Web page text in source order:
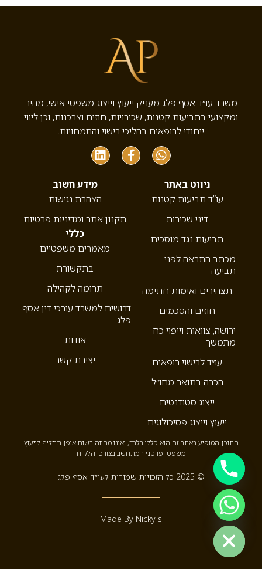
משרד עו״ד אסף פלג מעניק ייעוץ וייצוג משפטי אישי, מהיר
ומקצועי בתביעות קטנות, שכירויות, חוזים וצרכנות, וכן ליווי
ייחודי לרופאים בהליכי רישוי והתמחויות.
ניווט באתר
עו”ד תביעות קטנות
דיני שכירות
תביעות נגד מוסכים
מכתב התראה לפני
תביעה
תצהירים ואימות חתימה
חוזים והסכמים
ירושה, צוואות וייפוי כח
מתמשך
עו״ד לרישוי רופאים
הכרה בתואר מחו״ל
ייצוג סטודנטים
ייעוץ וייצוג פסיכולוגים
מידע חשוב
הצהרת נגישות
תקנון אתר ומדיניות פרטיות
כללי
מאמרים משפטיים
בתקשורת
תרומה לקהילה
דרושים למשרד עורכי דין אסף
פלג
אודות
יצירת קשר
התוכן המופיע באתר זה הוא כללי בלבד, ואינו מהווה בשום אופן תחליף לייעוץ
משפטי פרטני המתחשב בצורכי הלקוח
© 2025 כל הזכויות שמורות לעו״ד אסף פלג
Made By Nicky's Hide